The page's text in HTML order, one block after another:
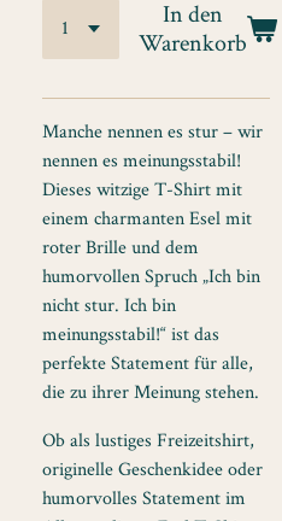
In den
Warenkorb
Manche nennen es stur – wir
nennen es meinungsstabil!
Dieses witzige T-Shirt mit
einem charmanten Esel mit
roter Brille und dem
humorvollen Spruch „Ich bin
nicht stur. Ich bin
meinungsstabil!“ ist das
perfekte Statement für alle,
die zu ihrer Meinung stehen.
Ob als lustiges Freizeitshirt,
originelle Geschenkidee oder
humorvolles Statement im